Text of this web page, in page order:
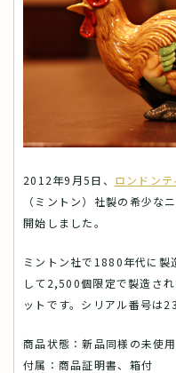
2012年9月5日、 ロンドン
（ミントン）社製の希少な
開始しました。
ミントン社で1880年代に製
して2,500個限定で製造さ
ットです。シリアル番号は
商品状態：新品同様の未使
付属：商品証明書、箱付